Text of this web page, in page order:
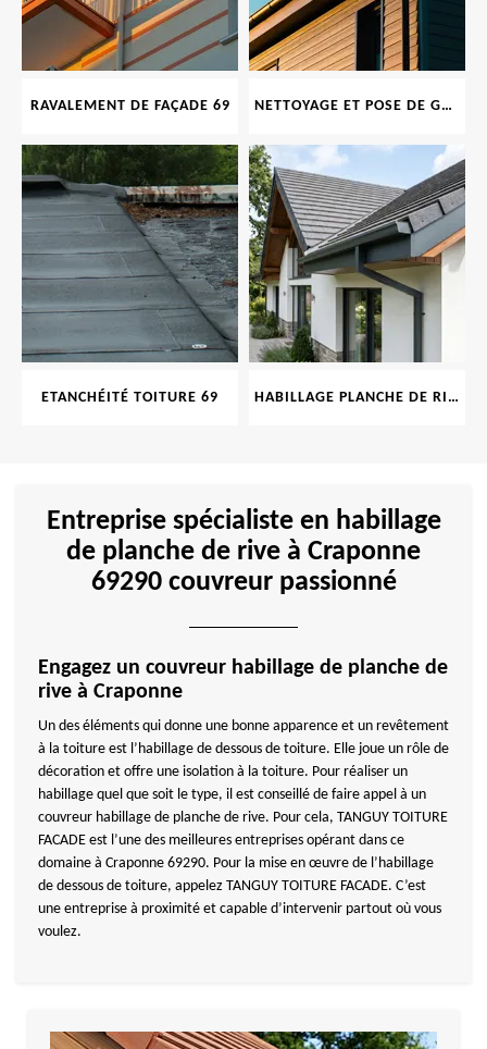
RAVALEMENT DE FAÇADE 69 NETTOYAGE ET POSE DE GOUTTIÈRE 69
ETANCHÉITÉ TOITURE 69 HABILLAGE PLANCHE DE RIVE 69
Entreprise spécialiste en habillage
de planche de rive à Craponne
69290 couvreur passionné
Engagez un couvreur habillage de planche de
rive à Craponne
Un des éléments qui donne une bonne apparence et un revêtement
à la toiture est l’habillage de dessous de toiture. Elle joue un rôle de
décoration et offre une isolation à la toiture. Pour réaliser un
habillage quel que soit le type, il est conseillé de faire appel à un
couvreur habillage de planche de rive. Pour cela, TANGUY TOITURE
FACADE est l’une des meilleures entreprises opérant dans ce
domaine à Craponne 69290. Pour la mise en œuvre de l’habillage
de dessous de toiture, appelez TANGUY TOITURE FACADE. C’est
une entreprise à proximité et capable d’intervenir partout où vous
voulez.